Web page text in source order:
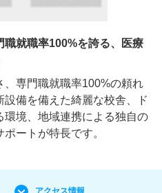
職就職率100%を誇る、医療
、専門職就職率100%の頼れ
設備を備えた綺麗な校舎、ド
環境、地域連携による独自の
ートが特長です。
アクセス情報